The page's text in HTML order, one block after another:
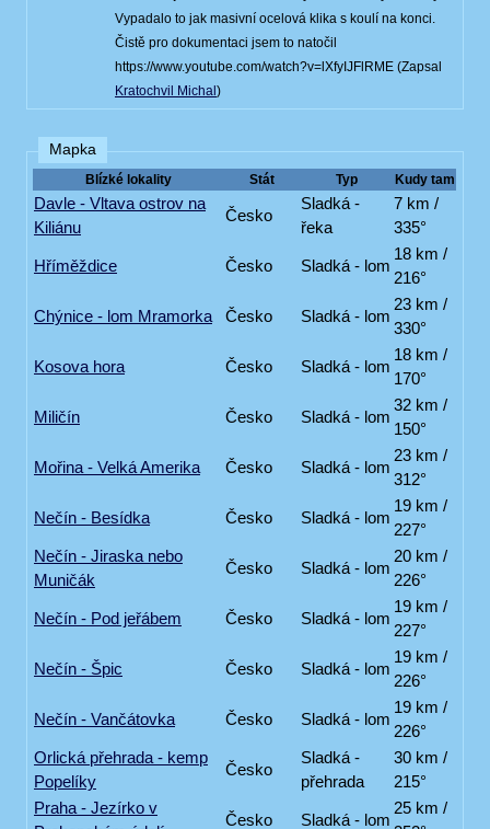
Vypadalo to jak masivní ocelová klika s koulí na konci.
Čistě pro dokumentaci jsem to natočil
https://www.youtube.com/watch?v=lXfyIJFlRME (Zapsal
Kratochvil Michal)
Mapka
Blízké lokality Stát Typ Kudy tam
Davle - Vltava ostrov na
Kiliánu
Česko
Sladká -
řeka
7 km /
335°
Hříměždice Česko Sladká - lom
18 km /
216°
Chýnice - lom Mramorka Česko Sladká - lom
23 km /
330°
Kosova hora Česko Sladká - lom
18 km /
170°
Miličín Česko Sladká - lom
32 km /
150°
Mořina - Velká Amerika Česko Sladká - lom
23 km /
312°
Nečín - Besídka Česko Sladká - lom
19 km /
227°
Nečín - Jiraska nebo
Muničák
Česko Sladká - lom
20 km /
226°
Nečín - Pod jeřábem Česko Sladká - lom
19 km /
227°
Nečín - Špic Česko Sladká - lom
19 km /
226°
Nečín - Vančátovka Česko Sladká - lom
19 km /
226°
Orlická přehrada - kemp
Popelíky
Česko
Sladká -
přehrada
30 km /
215°
Praha - Jezírko v
Česko Sladká - lom
25 km /